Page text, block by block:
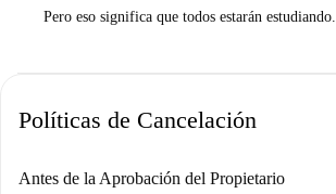
Pero eso significa que todos estarán estudiando.
Políticas de Cancelación
Antes de la Aprobación del Propietario